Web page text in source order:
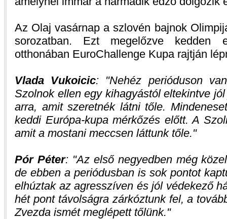
Az Olaj vasárnap a szlovén bajnok
sorozatban. Ezt megelőzve kedden
otthonában EuroChallenge Kupa rajtján
Vlada Vukoicic:
Nehéz perióduson
Szolnok ellen egy kihagyástól eltekintve
arra, amit szeretnék látni tőle.
keddi Európa-kupa mérkőzés előtt. A
amit a mostani meccsen láttunk tőle.
Pór Péter:
Az első negyedben még
de ebben a periódusban is sok pontot
elhúztak az agresszíven és jól védekező
hét pont távolságra zárkóztunk fel, a
Zvezda ismét meglépett tőlünk.